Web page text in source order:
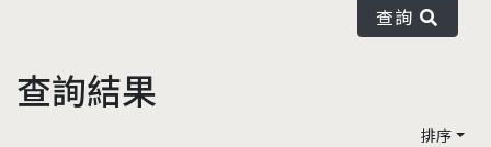
查詢
查詢結果
排序